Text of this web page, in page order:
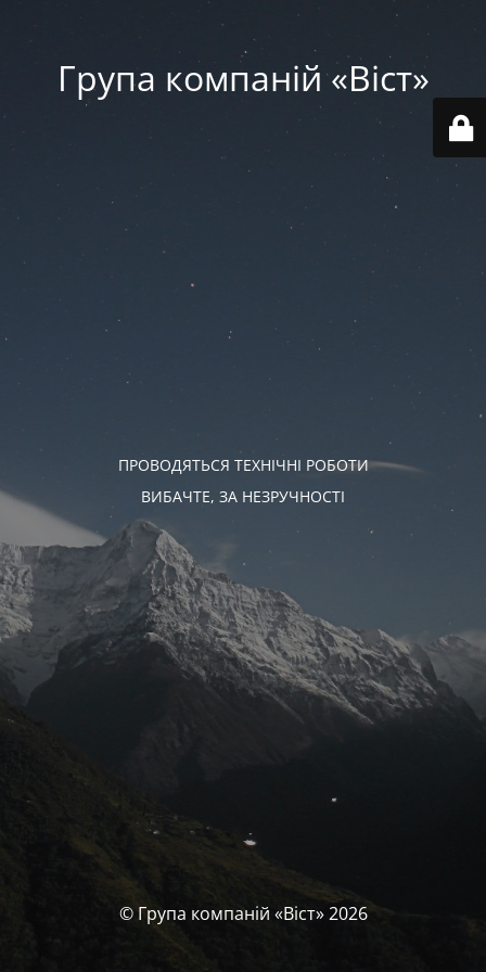
Група компаній «‎Віст»‎
ПРОВОДЯТЬСЯ ТЕХНІЧНІ РОБОТИ
ВИБАЧТЕ, ЗА НЕЗРУЧНОСТІ
© Група компаній «‎Віст»‎ 2026